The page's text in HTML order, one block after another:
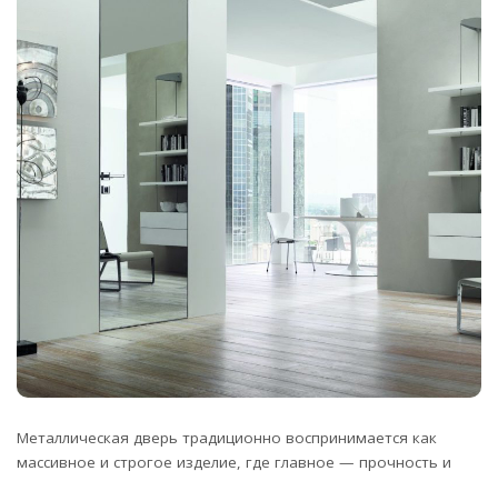
Металлическая дверь традиционно воспринимается как
массивное и строгое изделие, где главное — прочность и